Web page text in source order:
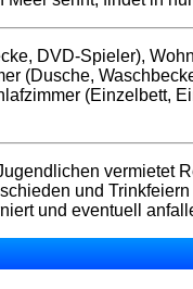
DVD-Spieler),
(Dusche,
(Einzelbett,
und
und eventuell